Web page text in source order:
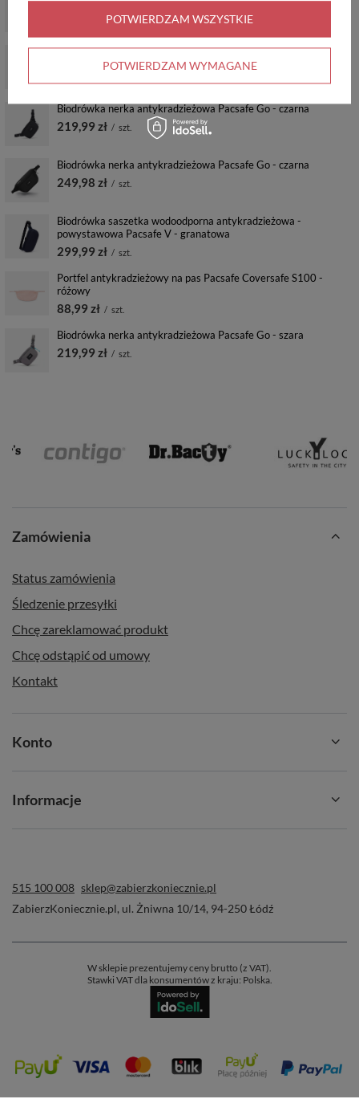
469,99 zł szt.
Biodrówka saszetka wodoodporna antykradzieżowa Pacsafe V -
469,99 zł / szt.
Biodrówka nerka antykradzieżowa Pacsafe Go - czarna
219,99 zł / szt.
Biodrówka nerka antykradzieżowa Pacsafe Go - czarna
249,98 zł / szt.
Biodrówka saszetka wodoodporna antykradzieżowa -
powystawowa Pacsafe V - granatowa
299,99 zł / szt.
Portfel antykradzieżowy na pas Pacsafe Coversafe S100 -
różowy
88,99 zł / szt.
Biodrówka nerka antykradzieżowa Pacsafe Go - szara
219,99 zł / szt.
Zamówienia
Status zamówienia
Śledzenie przesyłki
Chcę zareklamować produkt
Chcę odstąpić od umowy
Kontakt
Konto
Informacje
515 100 008 sklep@zabierzkoniecznie.pl
ZabierzKoniecznie.pl, ul. Żniwna 10/14, 94-250Łódź
W sklepie prezentujemy ceny brutto (z VAT).
Stawki VAT dla konsumentów z kraju: Polska.
POTWIERDZAM WYMAGANE
POTWIERDZAM WSZYSTKIE